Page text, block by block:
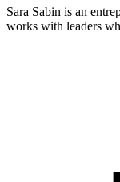
Sara Sabin is an
works with leaders